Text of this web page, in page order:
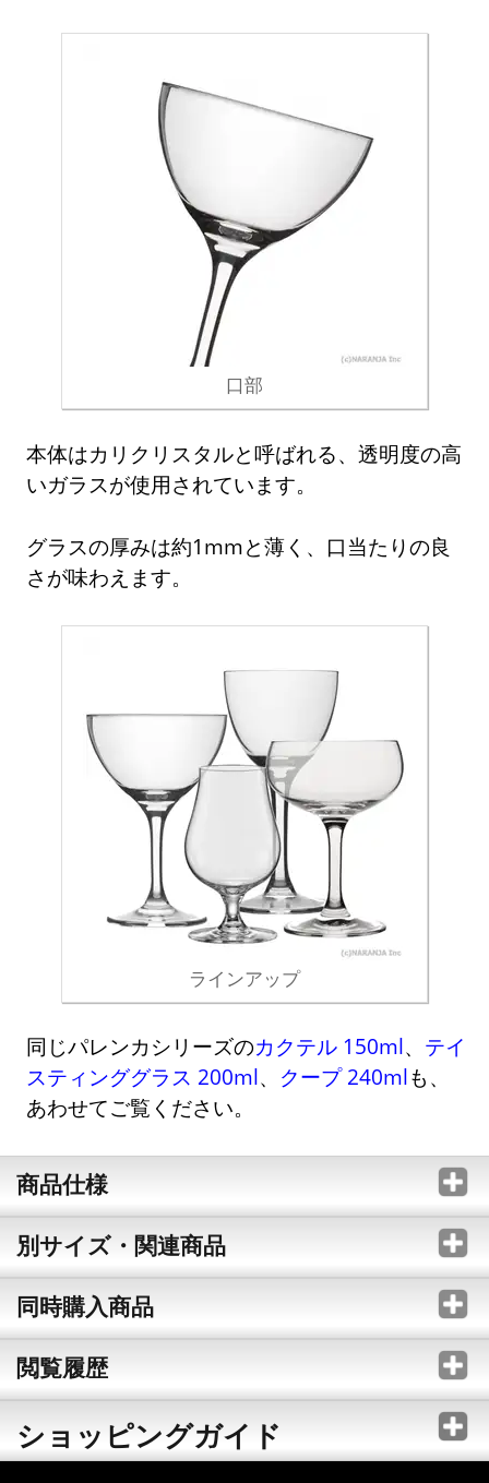
口部
本体はカリクリスタルと呼ばれる、透明度の高
いガラスが使用されています。
グラスの厚みは約1mmと薄く、口当たりの良
さが味わえます。
ラインアップ
同じパレンカシリーズのカクテル 150ml、 テイ
スティンググラス 200ml、 クープ 240mlも、
あわせてご覧ください。
商品仕様
別サイズ・関連商品
同時購入商品
閲覧履歴
ショッピングガイド